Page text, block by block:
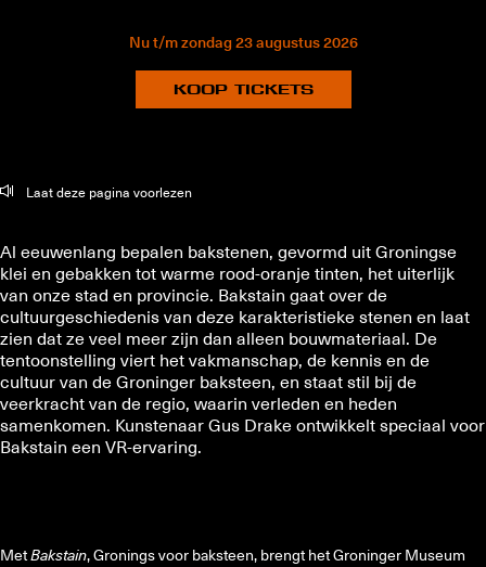
Nut/mzondag 23 augustus 2026
KOOP TICKETS
Laat deze pagina voorlezen
Al eeuwenlang bepalen bakstenen, gevormd uit Groningse
klei en gebakken tot warme rood-oranje tinten, het uiterlijk
van onze stad en provincie. Bakstain gaat over de
cultuurgeschiedenis van deze karakteristieke stenen en laat
zien dat ze veel meer zijn dan alleen bouwmateriaal. De
tentoonstelling viert het vakmanschap, de kennis en de
cultuur van de Groninger baksteen, en staat stil bij de
veerkracht van de regio, waarin verleden en heden
samenkomen. Kunstenaar Gus Drake ontwikkelt speciaal voor
Bakstain een VR-ervaring.
MetBakstain, Gronings voor baksteen, brengt het Groninger Museum